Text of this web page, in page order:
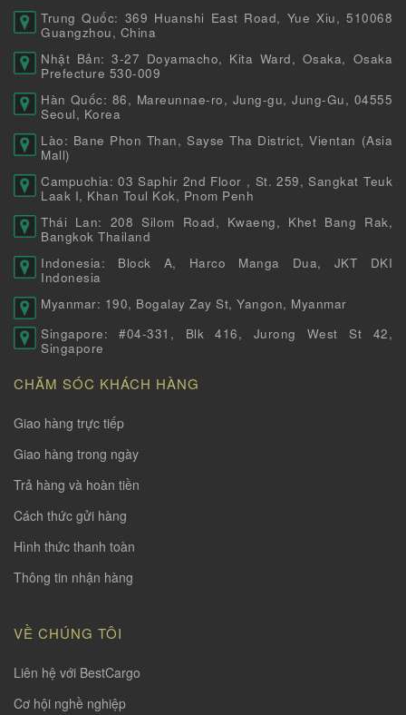
Trung Quốc: 369 Huanshi East Road, Yue Xiu, 510068
Guangzhou, China
Nhật Bản: 3-27 Doyamacho, Kita Ward, Osaka, Osaka
Prefecture 530-009
Hàn Quốc: 86, Mareunnae-ro, Jung-gu, Jung-Gu, 04555
Seoul, Korea
Lào: Bane Phon Than, Sayse Tha District, Vientan (Asia
Mall)
Campuchia: 03 Saphir 2nd Floor , St. 259, Sangkat Teuk
Laak I, Khan Toul Kok, Pnom Penh
Thái Lan: 208 Silom Road, Kwaeng, Khet Bang Rak,
Bangkok Thailand
Indonesia: Block A, Harco Manga Dua, JKT DKI
Indonesia
Myanmar: 190, Bogalay Zay St, Yangon, Myanmar
Singapore: #04-331, Blk 416, Jurong West St 42,
Singapore
CHĂM SÓC KHÁCH HÀNG
Giao hàng trực tiếp
Giao hàng trong ngày
Trả hàng và hoàn tiền
Cách thức gửi hàng
Hình thức thanh toàn
Thông tin nhận hàng
VỀ CHÚNG TÔI
Liên hệ với BestCargo
Cơ hội nghề nghiệp